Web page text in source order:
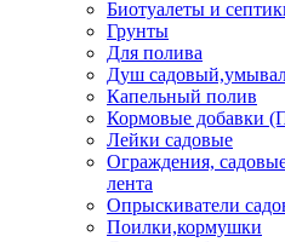
Биотуалеты и
Грунты
Для полива
Душ
Капельный полив
Кормовые добавки
Лейки садовые
Ограждения,
лента
Опрыскиватели
Поилки,кормушки